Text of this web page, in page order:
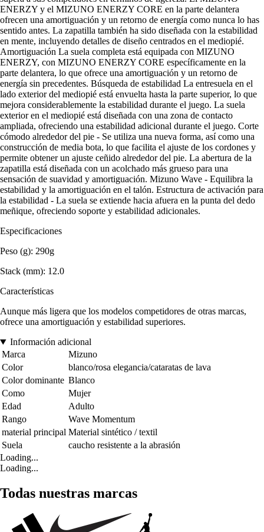
ENERZY y el MIZUNO ENERZY CORE en la parte delantera
ofrecen una amortiguación y un retorno de energía como nunca lo has
sentido antes. La zapatilla también ha sido diseñada con la estabilidad
en mente, incluyendo detalles de diseño centrados en el mediopié.
Amortiguación La suela completa está equipada con MIZUNO
ENERZY, con MIZUNO ENERZY CORE específicamente en la
parte delantera, lo que ofrece una amortiguación y un retorno de
energía sin precedentes. Búsqueda de estabilidad La entresuela en el
lado exterior del mediopié está envuelta hasta la parte superior, lo que
mejora considerablemente la estabilidad durante el juego. La suela
exterior en el mediopié está diseñada con una zona de contacto
ampliada, ofreciendo una estabilidad adicional durante el juego. Corte
cómodo alrededor del pie - Se utiliza una nueva forma, así como una
construcción de media bota, lo que facilita el ajuste de los cordones y
permite obtener un ajuste ceñido alrededor del pie. La abertura de la
zapatilla está diseñada con un acolchado más grueso para una
sensación de suavidad y amortiguación. Mizuno Wave - Equilibra la
estabilidad y la amortiguación en el talón. Estructura de activación para
la estabilidad - La suela se extiende hacia afuera en la punta del dedo
meñique, ofreciendo soporte y estabilidad adicionales.
Especificaciones
Peso (g): 290g
Stack (mm): 12.0
Características
Aunque más ligera que los modelos competidores de otras marcas,
ofrece una amortiguación y estabilidad superiores.
Información adicional
Marca
Mizuno
Color
blanco/rosa elegancia/cataratas de lava
Color dominante Blanco
Como
Mujer
Edad
Adulto
Rango
Wave Momentum
material principal Material sintético / textil
Suela
caucho resistente a la abrasión
Loading...
Loading...
Todas nuestras marcas